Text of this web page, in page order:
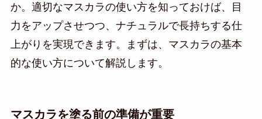
か。適切なマスカラの使い方を知っておけば、目
力をアップさせつつ、ナチュラルで長持ちする仕
上がりを実現できます。まずは、マスカラの基本
的な使い方について解説します。
マスカラを塗る前の準備が重要